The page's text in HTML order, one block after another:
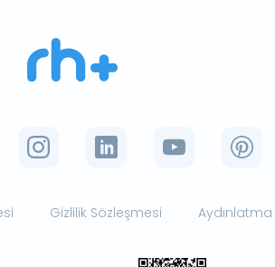
Gizlilik Sözleşmesi